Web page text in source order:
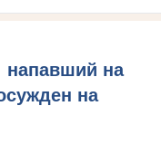
напавший на
на